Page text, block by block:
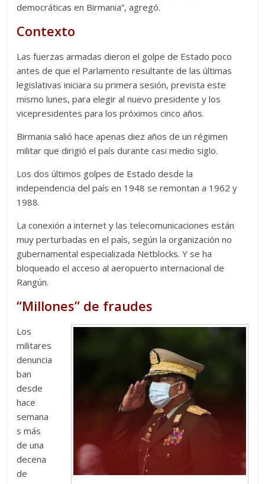
democráticas en Birmania”, agregó.
Contexto
Las fuerzas armadas dieron el golpe de Estado poco
antes de que el Parlamento resultante de las últimas
legislativas iniciara su primera sesión, prevista este
mismo lunes, para elegir al nuevo presidente y los
vicepresidentes para los próximos cinco años.
Birmania salió hace apenas diez años de un régimen
militar que dirigió el país durante casi medio siglo.
Los dos últimos golpes de Estado desde la
independencia del país en 1948 se remontan a 1962 y
1988.
La conexión a internet y las telecomunicaciones están
muy perturbadas en el país, según la organización no
gubernamental especializada Netblocks. Y se ha
bloqueado el acceso al aeropuerto internacional de
Rangún.
“Millones” de fraudes
Los
militares
denuncia
ban
desde
hace
semana
s más
de una
decena
de